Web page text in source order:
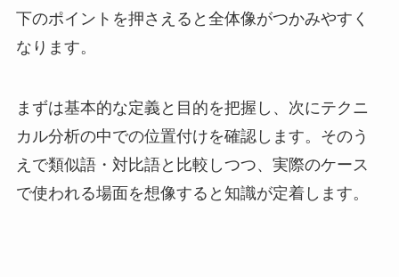
下のポイントを押さえると全体像がつかみやすく
なります。
まずは基本的な定義と目的を把握し、次にテクニ
カル分析の中での位置付けを確認します。そのう
えで類似語・対比語と比較しつつ、実際のケース
で使われる場面を想像すると知識が定着します。